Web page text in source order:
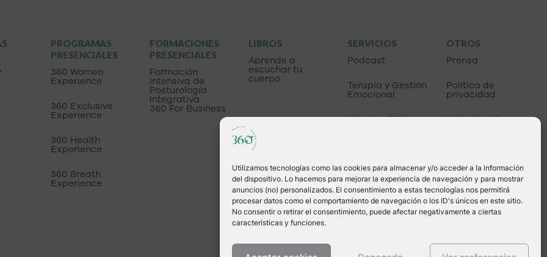
Utilizamos tecnologías como las cookies para almacenar y/o acceder a la información
del dispositivo. Lo hacemos para mejorar la experiencia de navegación y para mostrar
anuncios (no) personalizados. El consentimiento a estas tecnologías nos permitirá
procesar datos como el comportamiento de navegación o los ID's únicos en este sitio.
No consentir o retirar el consentimiento, puede afectar negativamente a ciertas
características y funciones.
PROGRAMAS
PRESENCIALES
360 Women
Experience
360 Exclusive
Experience
360 Health
Experience
360 Breath
Experience
FORMACIONES
PRESENCIALES
Formación
Intensiva de
Posturología
Integrativa
360 For Business
LIBROS
Aprende a
escuchar tu
cuerpo
SERVICIOS
Podcast
Terapia y Gestión
Emocional
Nuestra Clínica
OTROS
Prensa
Política de
privacidad
Aviso Legal